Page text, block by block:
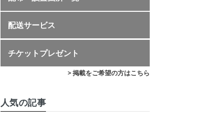
配送サービス
チケットプレゼント
> 掲載をご希望の方はこちら
人気の記事